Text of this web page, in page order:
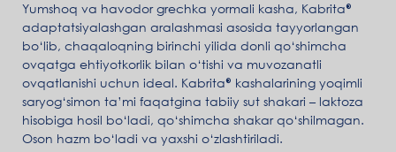
Yumshoq va havodor grechka yormali kasha, Kabrita®
adaptatsiyalashgan aralashmasi asosida tayyorlangan
bo‘lib, chaqaloqning birinchi yilida donli qo‘shimcha
ovqatga ehtiyotkorlik bilan o‘tishi va muvozanatli
ovqatlanishi uchun ideal. Kabrita® kashalarining yoqimli
saryog‘simon ta’mi faqatgina tabiiy sut shakari – laktoza
hisobiga hosil bo‘ladi, qo‘shimcha shakar qo‘shilmagan.
Oson hazm bo‘ladi va yaxshi o‘zlashtiriladi.